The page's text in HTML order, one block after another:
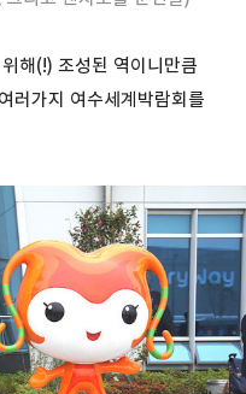
해(!) 조성된 역이니만큼
러가지 여수세계박람회를